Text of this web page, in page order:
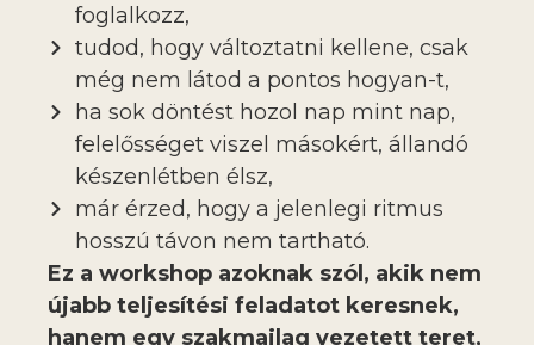
foglalkozz,
tudod, hogy változtatni kellene, csak
még nem látod a pontos hogyan-t,
ha sok döntést hozol nap mint nap,
felelősséget viszel másokért, állandó
készenlétben élsz,
már érzed, hogy a jelenlegi ritmus
hosszú távon nem tartható.
Ez a workshop azoknak szól, akik nem
újabb teljesítési feladatot keresnek,
hanem egy szakmailag vezetett teret,